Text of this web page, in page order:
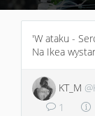
'W ataku -
Na Ikea
KT_M
1